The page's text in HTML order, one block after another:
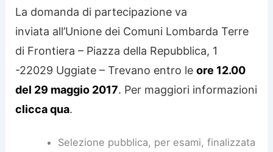
La domanda di partecipazione va
inviata all’Unione dei Comuni Lombarda Terre
di Frontiera – Piazza della Repubblica, 1
-22029 Uggiate – Trevano entro leore 12.00
del 29 maggio 2017. Per maggiori informazioni
clicca qua.
Selezione pubblica, per esami, finalizzata